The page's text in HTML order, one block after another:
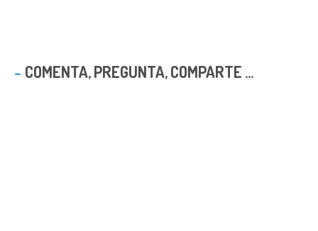
COMENTA, PREGUNTA, COMPARTE ...